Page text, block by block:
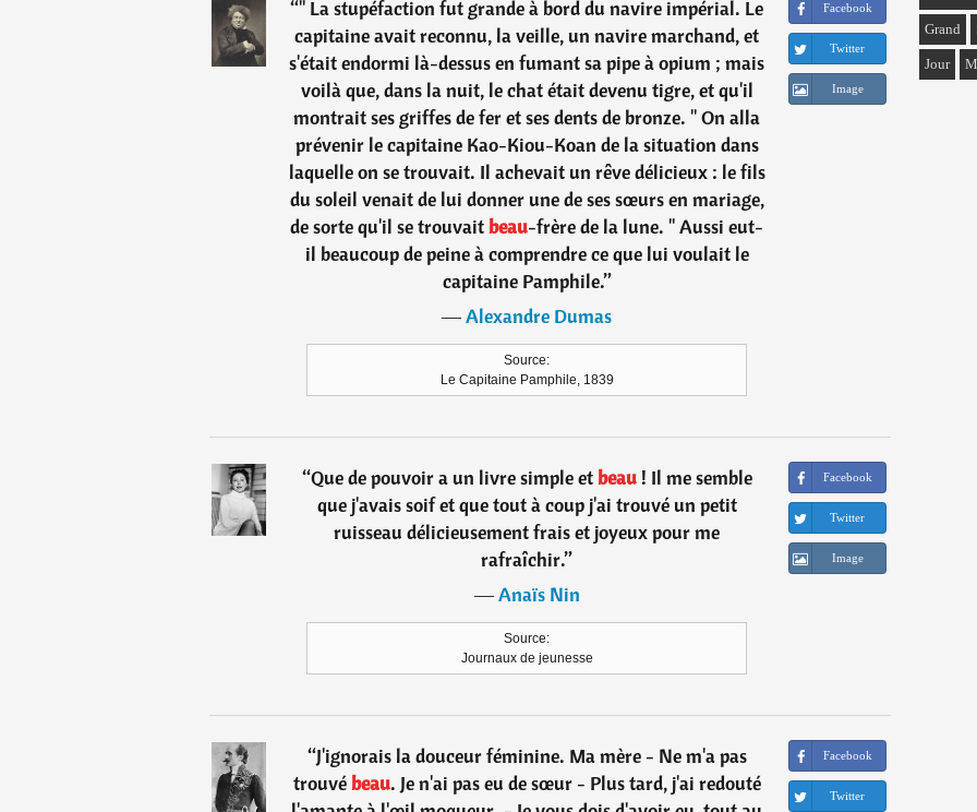
“" La stupéfaction fut grande à bord du navire impérial. Le
capitaine avait reconnu, la veille, un navire marchand, et
s'était endormi là-dessus en fumant sa pipe à opium ; mais
voilà que, dans la nuit, le chat était devenu tigre, et qu'il
montrait ses griffes de fer et ses dents de bronze. " On alla
prévenir le capitaine Kao-Kiou-Koan de la situation dans
laquelle on se trouvait. Il achevait un rêve délicieux : le fils
du soleil venait de lui donner une de ses sœurs en mariage,
de sorte qu'il se trouvaitbeau-frère de la lune. " Aussi eut-
il beaucoup de peine à comprendre ce que lui voulait le
capitaine Pamphile.”
―Alexandre Dumas
Source:
Le Capitaine Pamphile, 1839
Facebook
Twitter
Image
“Que de pouvoir a un livre simple etbeau! Il me semble
que j'avais soif et que tout à coup j'ai trouvé un petit
ruisseau délicieusement frais et joyeux pour me
rafraîchir.”
―Anaïs Nin
Source:
Journaux de jeunesse
Facebook
Twitter
Image
“J'ignorais la douceur féminine. Ma mère - Ne m'a pas
trouvébeau. Je n'ai pas eu de sœur - Plus tard, j'ai redouté
Facebook
Twitter
Grand
Jour